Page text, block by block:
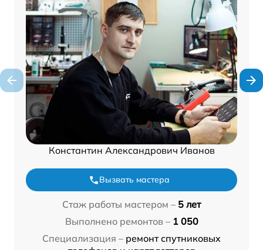
Константин Александрович Иванов
Вызвать мастера
Стаж работы мастером – 5 лет
Выполнено ремонтов – 1 050
Специализация – ремонт спутниковых